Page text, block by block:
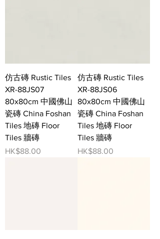
仿古磚 Rustic Tiles
XR-88JS07
80x80cm 中國佛山
瓷磚 China Foshan
Tiles 地磚 Floor
Tiles 牆磚
價格
HK$88.00
仿古磚 Rustic Tiles
XR-88JS06
80x80cm 中國佛山
瓷磚 China Foshan
Tiles 地磚 Floor
Tiles 牆磚
價格
HK$88.00